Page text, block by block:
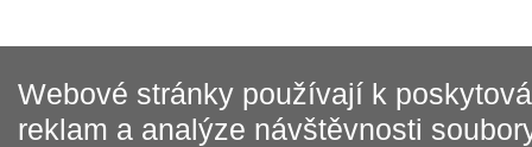
Webové stránky používají k
reklam a analýze návštěvnosti